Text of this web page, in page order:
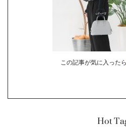
この記事が気に入ったら
Hot